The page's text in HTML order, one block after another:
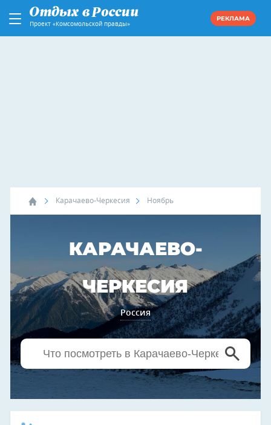
Проект «Комсомольской правды»
РЕКЛАМА
Карачаево-Черкесия Ноябрь
КАРАЧАЕВО-
ЧЕРКЕСИЯ
Россия